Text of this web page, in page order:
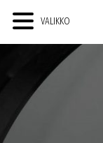
VALIKKO